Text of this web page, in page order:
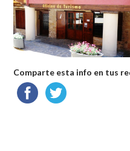
Comparte esta info en tus